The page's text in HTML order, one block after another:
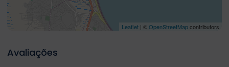
Leaflet | ©OpenStreetMapcontributors
Avaliações